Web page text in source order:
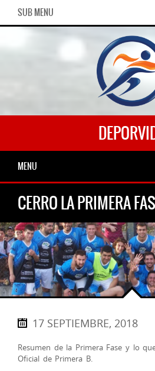
SUB MENU
MENU
CERRO LA PRIMERA
17 SEPTIEMBRE, 2018
Resumen de la Primera Fase y lo
Oficial de Primera B.